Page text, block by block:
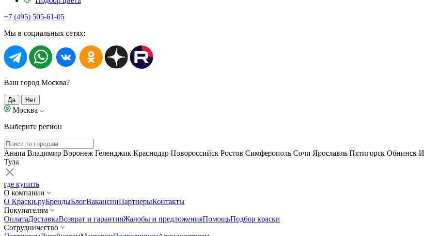
+7 (495) 505-61-05
Мы в социальных сетях:
Ваш город Москва?
Да Нет
Москва
Выберите регион
Анапа Владимир Воронеж Геленджик Краснодар Новороссийск Ростов Симферополь Сочи Ярославль Пятигорск Обнинск
Тула
где купить
О компании
О Краски.руБрендыБлогВакансииПартнерыКонтакты
Покупателям
ОплатаДоставкаВозврат и гарантияЖалобы и предложенияПомощьПодбор краски
Сотрудничество